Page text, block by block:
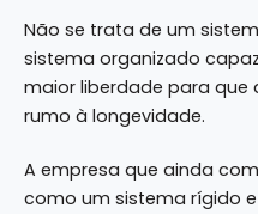
Não se trata de um
sistema organizado
maior liberdade para que
rumo à longevidade.
A empresa que ainda
como um sistema rígido